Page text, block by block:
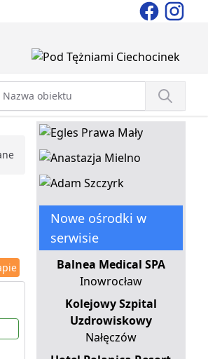
Nowe ośrodki w
serwisie
Balnea Medical SPA
Inowrocław
Kolejowy Szpital
Uzdrowiskowy
Nałęczów